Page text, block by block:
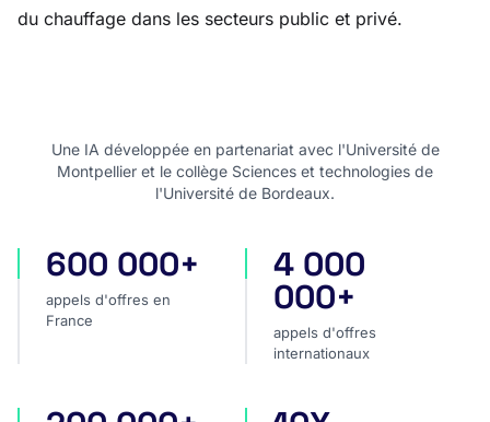
du chauffage dans les secteurs public et privé.
Une IA développée en partenariat avec l'Université de
Montpellier et le collège Sciences et technologies de
l'Université de Bordeaux.
appels d'offres en France
600 000+
appels d'offres en
France
appels d'offres
4 000
000+
appels d'offres
internationaux